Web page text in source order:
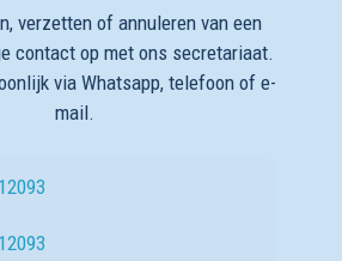
verzetten of annuleren van een
contact op met ons secretariaat.
via Whatsapp, telefoon of e-
mail.